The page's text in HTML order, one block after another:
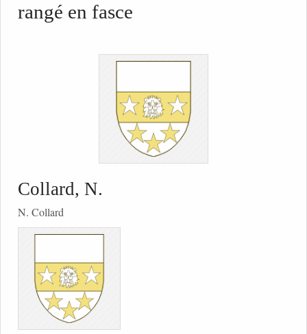
rangé en fasce
Collard, N.
N. Collard